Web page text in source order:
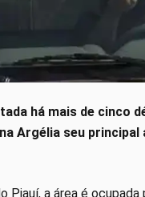
há mais de cinco
Argélia seu principal
Piauí, a área é ocupada